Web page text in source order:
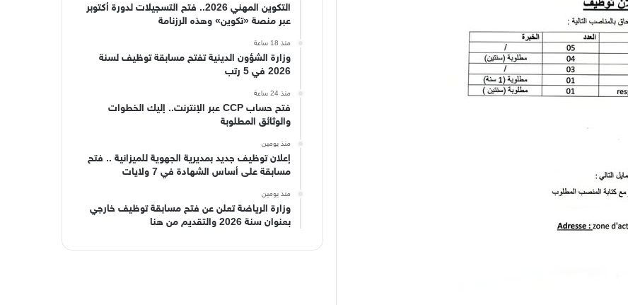
التكوين المهني 2026.. فتح التسجيلات لدورة أكتوبر
عبر منصة «تكوين» وهذه الرزنامة
منذ 18 ساعة
وزارة الشؤون الدينية تفتح مسابقة توظيف لسنة
2026 في 5 رتب
منذ 24 ساعة
فتح حساب CCP عبر الإنترنت.. إليك الخطوات
والوثائق المطلوبة
منذ يومين
إعلان توظيف جديد بمديرية الجهوية للميزانية .. فتح
مسابقة على أساس الشهادة في 7 ولايات
منذ يومين
وزارة الرياضة تعلن عن فتح مسابقة توظيف خارجي
بعنوان سنة 2026 والتقديم من هنا